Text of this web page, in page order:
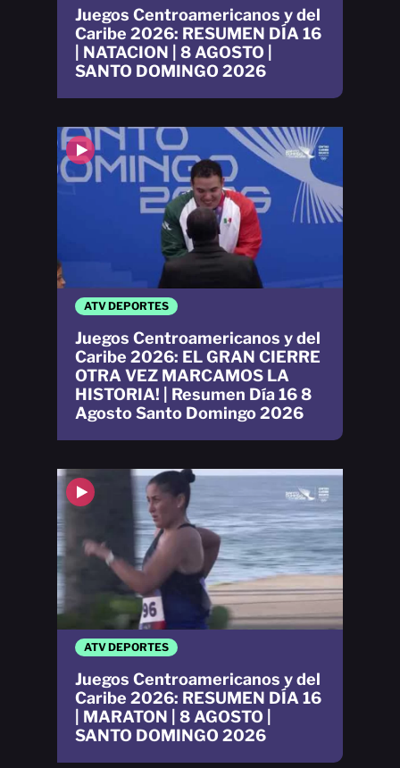
ATV DEPORTES
Juegos Centroamericanos y del
Caribe 2026: EL GRAN CIERRE
OTRA VEZ MARCAMOS LA
HISTORIA! | Resumen Día 16 8
Agosto Santo Domingo 2026
Juegos Centroamericanos y del
Caribe 2026: RESUMEN DÍA 16
| NATACION | 8 AGOSTO |
SANTO DOMINGO 2026
ATV DEPORTES
Juegos Centroamericanos y del
Caribe 2026: RESUMEN DÍA 16
| MARATON | 8 AGOSTO |
SANTO DOMINGO 2026